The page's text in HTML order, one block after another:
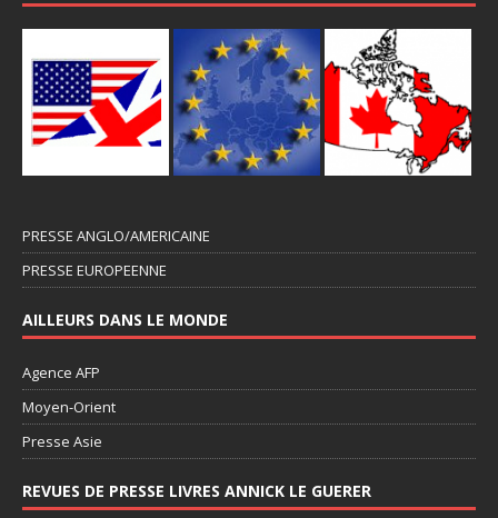
PRESSE ANGLO/AMERICAINE
PRESSE EUROPEENNE
AILLEURS DANS LE MONDE
Agence AFP
Moyen-Orient
Presse Asie
REVUES DE PRESSE LIVRES ANNICK LE GUERER